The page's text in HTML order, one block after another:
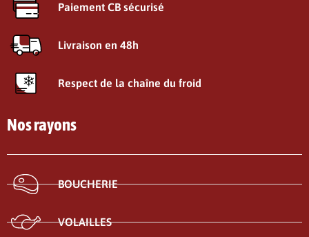
Paiement CB sécurisé
Livraison en 48h
Respect de la chaîne du froid
Nos rayons
BOUCHERIE
VOLAILLES